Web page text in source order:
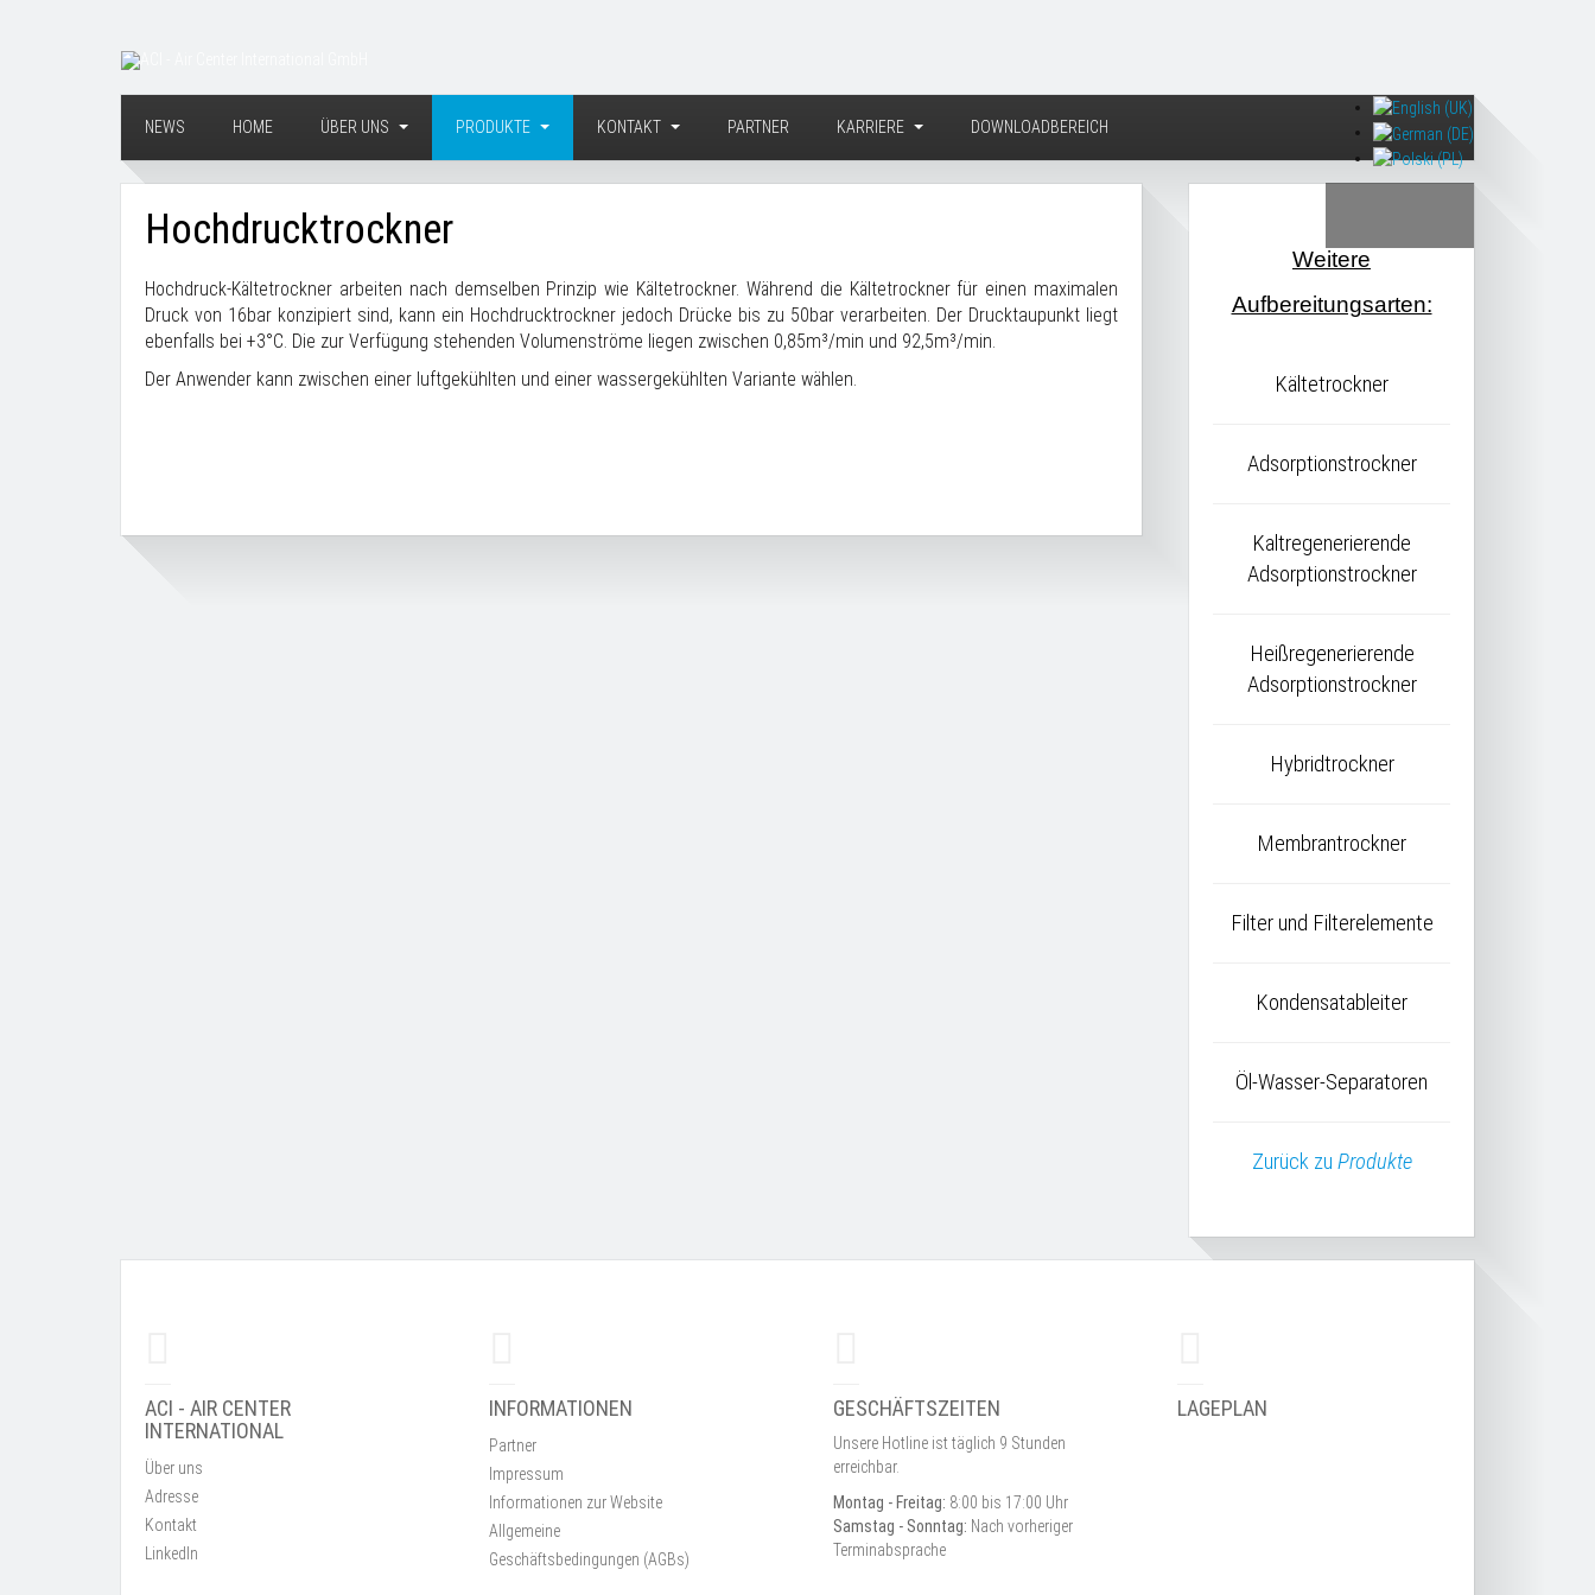
NEWS HOME ÜBER UNS PRODUKTE KONTAKT PARTNER KARRIERE DOWNLOADBEREICH
Hochdrucktrockner
Hochdruck-Kältetrockner arbeiten nach demselben Prinzip wie Kältetrockner. Während die Kältetrockner für einen maximalen
Druck von 16bar konzipiert sind, kann ein Hochdrucktrockner jedoch Drücke bis zu 50bar verarbeiten. Der Drucktaupunkt liegt
ebenfalls bei +3°C. Die zur Verfügung stehenden Volumenströme liegen zwischen 0,85m³/min und 92,5m³/min.
Der Anwender kann zwischen einer luftgekühlten und einer wassergekühlten Variante wählen.
Weitere
Aufbereitungsarten:
Kältetrockner
Adsorptionstrockner
Kaltregenerierende
Adsorptionstrockner
Heißregenerierende
Adsorptionstrockner
Hybridtrockner
Membrantrockner
Filter und Filterelemente
Kondensatableiter
Öl-Wasser-Separatoren
Zurück zu Produkte
ACI - AIR CENTER
INTERNATIONAL
Über uns
Adresse
Kontakt
LinkedIn
INFORMATIONEN
Partner
Impressum
Informationen zur Website
Allgemeine
Geschäftsbedingungen (AGBs)
GESCHÄFTSZEITEN
Unsere Hotline ist täglich 9 Stunden
erreichbar.
Montag - Freitag: 8:00 bis 17:00 Uhr
Samstag - Sonntag: Nach vorheriger
Terminabsprache
LAGEPLAN